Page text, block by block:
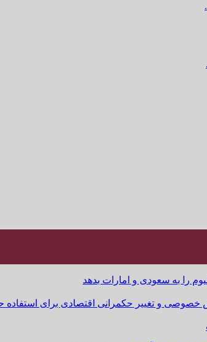
را به سعودی و امارات بدهد
خصوصی و تغییر حکمرانی اقتصادی برای